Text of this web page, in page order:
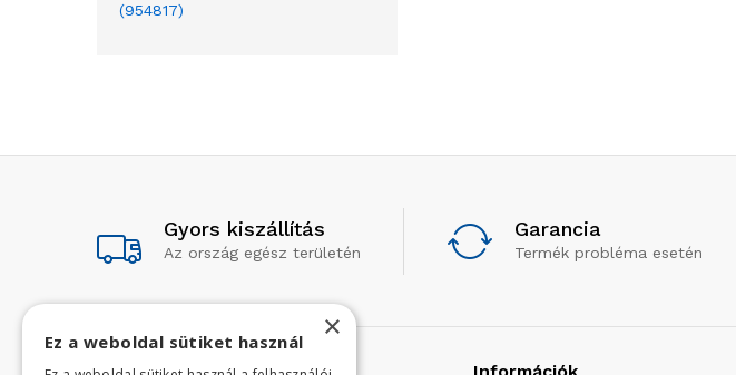
Gyors kiszállítás
Az ország egész területén
Garancia
Termék probléma esetén
×
Ez a weboldal sütiket használ